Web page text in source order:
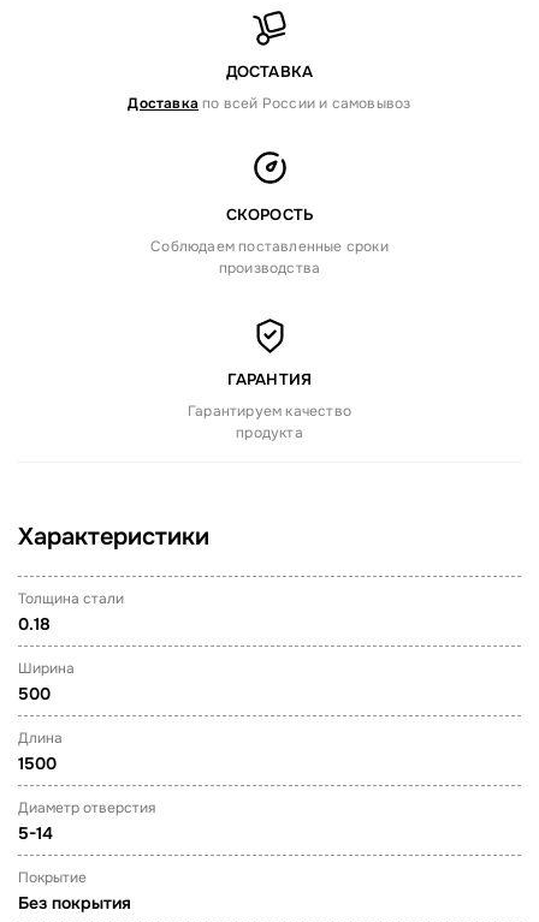
ДОСТАВКА
Доставка по всей России и самовывоз
СКОРОСТЬ
Соблюдаем поставленные сроки
производства
ГАРАНТИЯ
Гарантируем качество
продукта
Характеристики
Толщина стали
0.18
Ширина
500
Длина
1500
Диаметр отверстия
5-14
Покрытие
Без покрытия